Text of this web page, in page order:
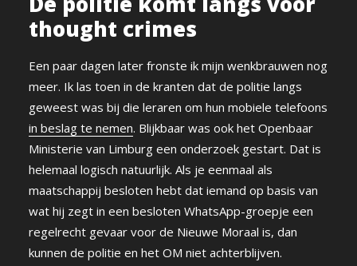
thought crimes
Een paar dagen later fronste ik mijn wenkbrauwen nog
meer. Ik las toen in de kranten dat de politie langs
geweest was bij die leraren om hun mobiele telefoons
in beslag te nemen. Blijkbaar was ook het Openbaar
Ministerie van Limburg een onderzoek gestart. Dat is
helemaal logisch natuurlijk. Als je eenmaal als
maatschappij besloten hebt dat iemand op basis van
wat hij zegt in een besloten WhatsApp-groepje een
regelrecht gevaar voor de Nieuwe Moraal is, dan
kunnen de politie en het OM niet achterblijven.